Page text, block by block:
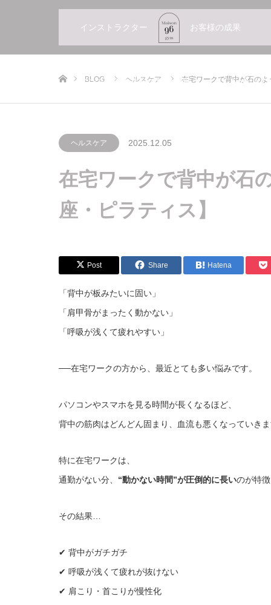
インストラクター お客様の成果
インストラクターの採用情報 FAQ よく
BLOG ヘルスケア 在宅ワークで背中が石の
ヘルスケア 2025.12.05
在宅ワークで背中が石
座・ピラティス】
Post Share Hatena
「背中が板みたいに固い」
「肩甲骨がまったく動かない」
「呼吸が浅くて疲れやすい」
──在宅ワークの方から、最近とても多い悩みです。
パソコンやスマホを見る時間が長くなるほど、
背中の筋肉はどんどん固まり、血流も悪くなっていき
特に在宅ワークは、
通勤がない分、 “動かない時間”が圧倒的に長いのが特
その結果…
✔ 背中がガチガチ
✔ 呼吸が浅くて疲れが抜けない
✔ 肩こり・首こりが慢性化